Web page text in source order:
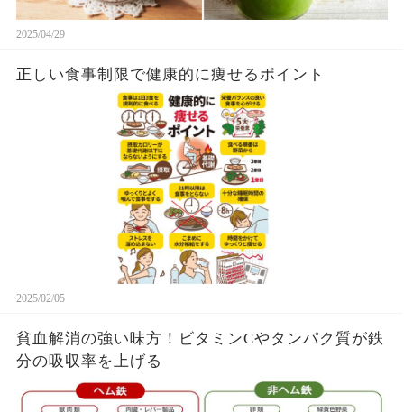
2025/04/29
正しい食事制限で健康的に痩せるポイント
2025/02/05
貧血解消の強い味方！ビタミンCやタンパク質が鉄
分の吸収率を上げる